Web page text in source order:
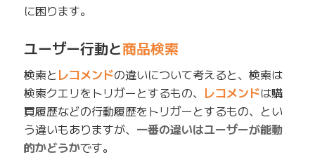
に困ります。
ユーザー行動と商品検索
検索とレコメンドの違いについて考えると、検索は
検索クエリをトリガーとするもの、 レコメンドは購
買履歴などの行動履歴をトリガーとするもの、とい
う違いもありますが、 一番の違いはユーザーが能動
的かどうかです。